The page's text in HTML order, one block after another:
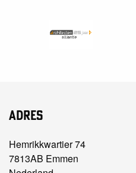
Adres
Hemrikkwartier 74
7813AB Emmen